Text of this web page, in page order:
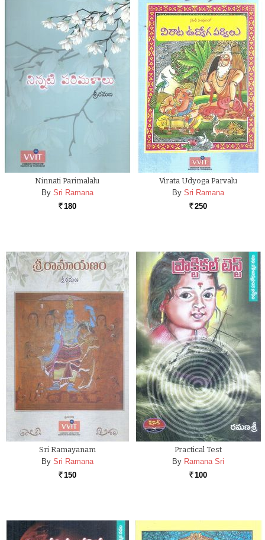
Ninnati Parimalalu
By Sri Ramana
Rs. 180
Virata Udyoga Parvalu
By Sri Ramana
Rs. 250
Sri Ramayanam
By Sri Ramana
Rs. 150
Practical Test
By Ramana Sri
Rs. 100